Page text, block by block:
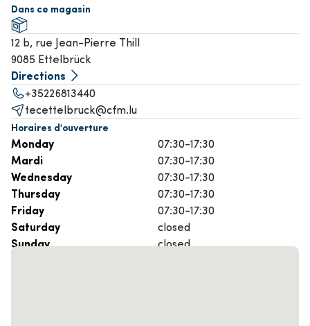
Dans ce magasin
12 b, rue Jean-Pierre Thill
9085 Ettelbrück
Directions
+35226813440
tecettelbruck@cfm.lu
Horaires d'ouverture
Monday 07:30-17:30
Mardi 07:30-17:30
Wednesday 07:30-17:30
Thursday 07:30-17:30
Friday 07:30-17:30
Saturday closed
Sunday closed